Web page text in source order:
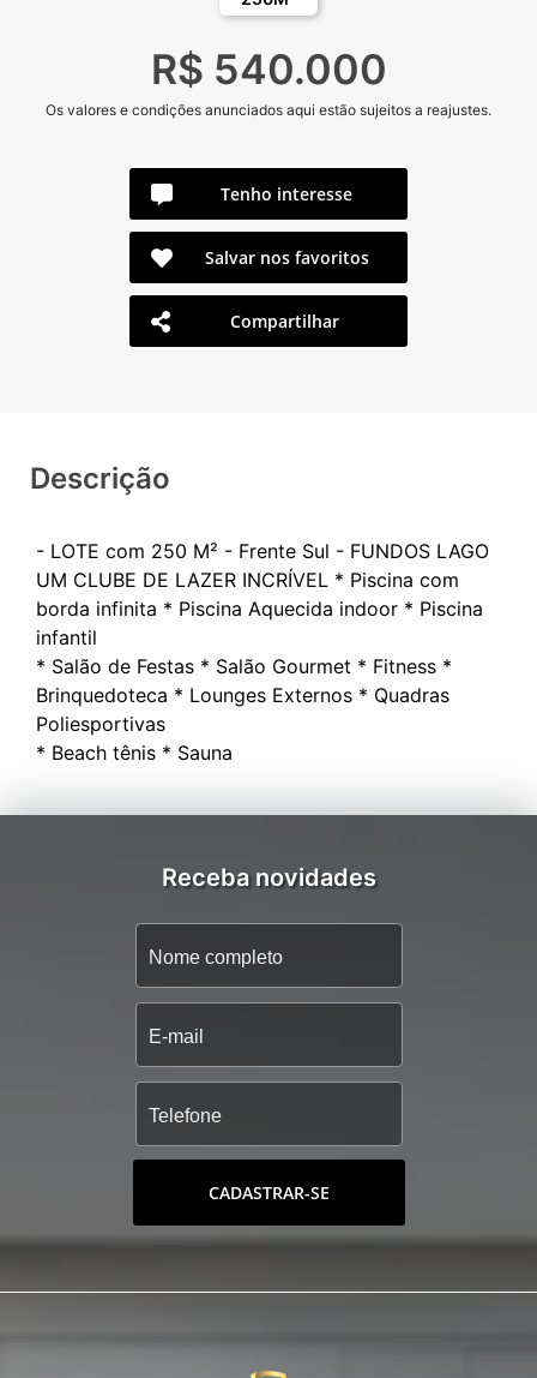
R$ 540.000
Os valores e condições anunciados aqui estão sujeitos a reajustes.
Tenho interesse
Salvar nos favoritos
Compartilhar
Descrição
- LOTE com 250 M² - ⁠Frente Sul - ⁠FUNDOS LAGO
UM CLUBE DE LAZER INCRÍVEL * Piscina com
borda infinita * Piscina Aquecida indoor * ⁠Piscina
infantil
* Salão de Festas * Salão Gourmet * Fitness *
Brinquedoteca * Lounges Externos * Quadras
Poliesportivas
Receba novidades
CADASTRAR-SE